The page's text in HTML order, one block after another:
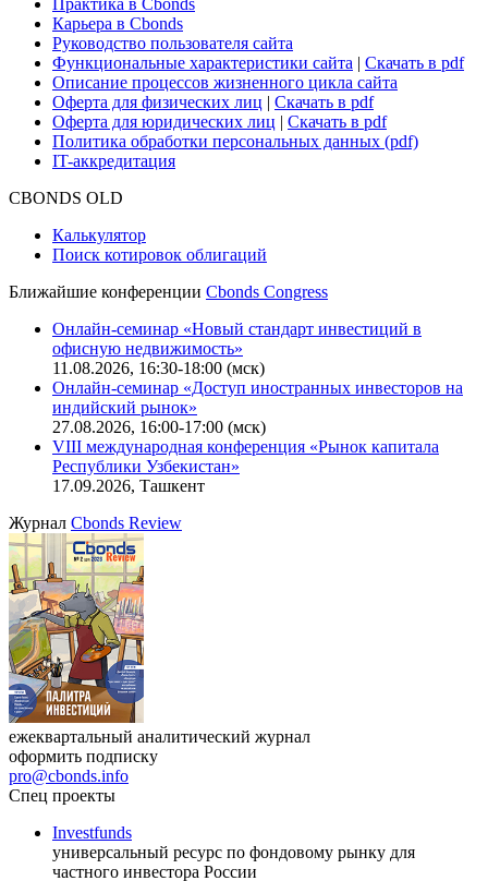
Для клиентов
О нас
Безопасность проведения платежей
Практика в Cbonds
Карьера в Cbonds
Руководство пользователя сайта
Функциональные характеристики сайта|Скачать в pdf
Описание процессов жизненного цикла сайта
Оферта для физических лиц
Оферта для юридических лиц
IT-аккредитация
Поиск котировок облигаций
Ближайшие конференцииCbonds Congress
Онлайн-семинар «Новый стандарт инвестиций в
офисную недвижимость»
11.08.2026, 16:30-18:00 (мск)
Онлайн-семинар «Доступ иностранных инвесторов на
индийский рынок»
VIII международная конференция «Рынок капитала
Республики Узбекистан»
17.09.2026, Ташкент
ЖурналCbonds Review
ежеквартальный аналитический журнал
оформить подписку
pro@cbonds.info
Спец проекты